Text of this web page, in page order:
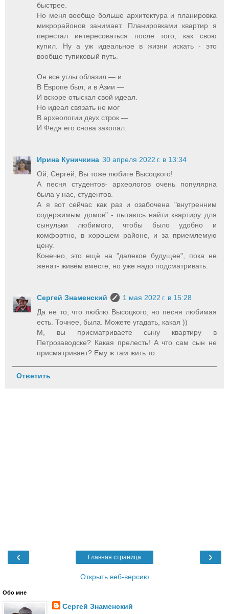
быстрее.
Но меня вообще больше архитектура и планировка
микрорайонов занимает. Планировками квартир я
перестал интересоваться после того, как свою
купил. Ну а уж идеальное в жизни искать - это
вообще тупиковый путь.
Он все углы облазил — и
В Европе был, и в Азии —
И вскоре отыскал свой идеал.
Но идеал связать не мог
В археологии двух строк —
И Федя его снова закопал.
Ирина Куничкина 30 апреля 2022 г. в 13:34
Ой, Сергей, Вы тоже любите Высоцкого!
А песня студентов- археологов очень популярна
была у нас, студентов.
А я вот сейчас как раз и озабочена "внутренним
содержимым домов" - пытаюсь найти квартиру для
сынульки любимого, чтобы было удобно и
комфортно, в хорошем районе, и за приемлемую
цену.
Конечно, это ещё на "далекое будущее", пока не
женат- живём вместе, но уже надо подсматривать.
Сергей Знаменский
1 мая 2022 г. в 15:28
Да не то, что люблю Высоцкого, но песня любимая
есть. Точнее, была. Можете угадать, какая ))
М, вы присматриваете сыну квартиру в
Петрозаводске? Какая прелесть! А что сам сын не
присматривает? Ему ж там жить то.
Ответить
‹ ›
Главная страница
Открыть веб-версию
Обо мне
Сергей Знаменский